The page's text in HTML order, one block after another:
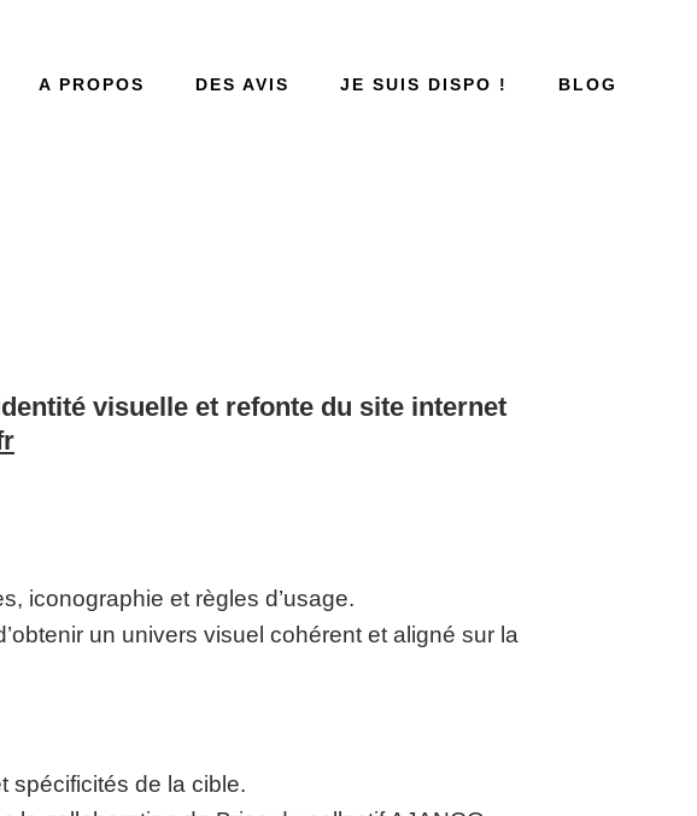
A PROPOS DES AVIS JE SUIS DISPO ! BLOG
visuelle et refonte du site internet
iconographie et règles d’usage.
un univers visuel cohérent et aligné sur la
spécificités de la cible.